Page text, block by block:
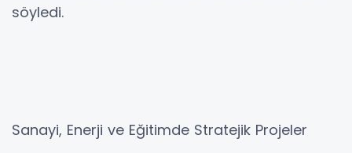
söyledi.
Sanayi, Enerji ve Eğitimde Stratejik Projeler